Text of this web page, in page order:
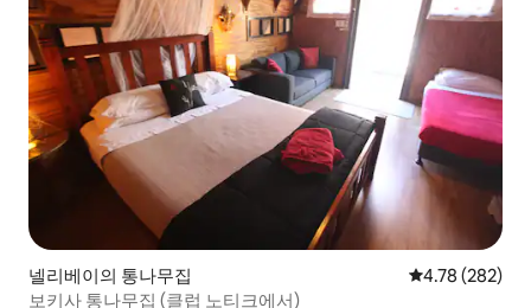
넬리베이의 통나무집 평점 4.78점(5
4.78 (282)
보키사 통나무집 (클럽 노티크에서)